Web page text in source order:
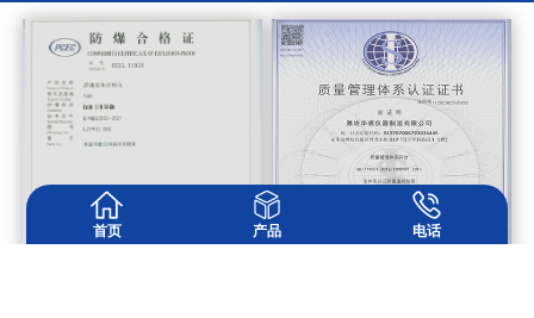
首页 产品 电话